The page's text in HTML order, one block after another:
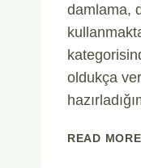
damlama,
oldukça
READ MORE